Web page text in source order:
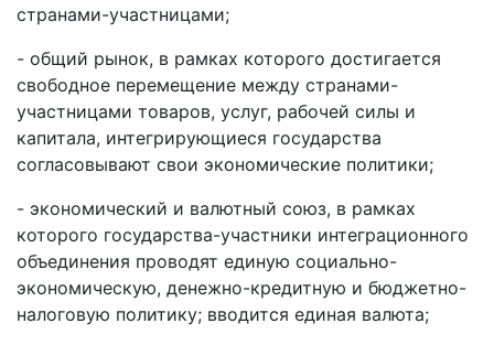
странами-участницами;
- общий рынок, в рамках которого достигается
свободное перемещение между странами-
участницами товаров, услуг, рабочей силы и
капитала, интегрирующиеся государства
согласовывают свои экономические политики;
- экономический и валютный союз, в рамках
которого государства-участники интеграционного
объединения проводят единую социально-
экономическую, денежно-кредитную и бюджетно-
налоговую политику; вводится единая валюта;